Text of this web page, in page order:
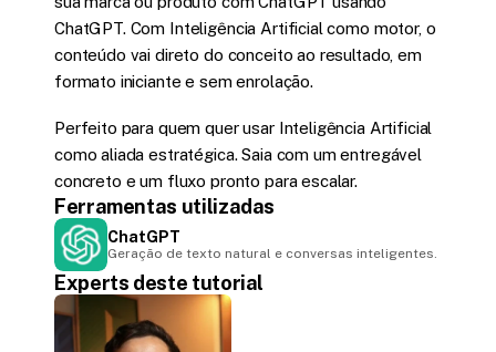
ChatGPT. Com Inteligência Artificial como motor, o
conteúdo vai direto do conceito ao resultado, em
formato iniciante e sem enrolação.
Perfeito para quem quer usar Inteligência Artificial
como aliada estratégica. Saia com um entregável
concreto e um fluxo pronto para escalar.
Ferramentas utilizadas
ChatGPT
Geração de texto natural e conversas inteligentes.
Experts deste tutorial